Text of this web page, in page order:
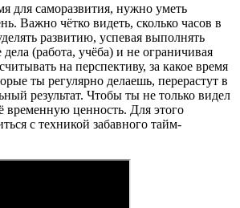
для саморазвития, нужно уметь
Важно чётко видеть, сколько часов в
развитию, успевая выполнять
дела (работа, учёба) и не ограничивая
на перспективу, за какое время
ты регулярно делаешь, перерастут в
результат. Чтобы ты не только видел
временную ценность. Для этого
с техникой забавного тайм-